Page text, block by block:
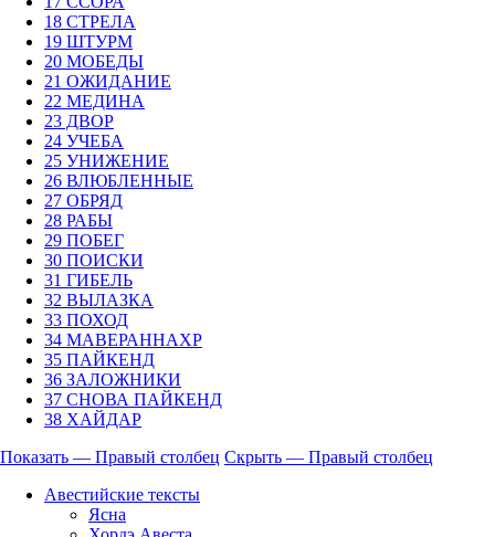
18 СТРЕЛА
19 ШТУРМ
20 МОБЕДЫ
21 ОЖИДАНИЕ
22 МЕДИНА
23 ДВОР
24 УЧЕБА
25 УНИЖЕНИЕ
26 ВЛЮБЛЕННЫЕ
27 ОБРЯД
28 РАБЫ
29 ПОБЕГ
30 ПОИСКИ
31 ГИБЕЛЬ
32 ВЫЛАЗКА
33 ПОХОД
34 МАВЕРАННАХР
35 ПАЙКЕНД
36 ЗАЛОЖНИКИ
37 СНОВА ПАЙКЕНД
38 ХАЙДАР
Правый
столбец
Показать — Правый столбец Скрыть — Правый столбец
Авестийские тексты
Ясна